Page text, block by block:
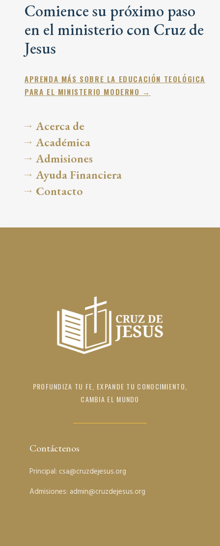
Comience su próximo paso
en el ministerio con Cruz de
Jesus
APRENDA MÁS SOBRE LA EDUCACIÓN TEOLÓGICA
PARA EL MINISTERIO MODERNO →
Acerca de
Académica
Admisiones
Ayuda Financiera
Contacto
PROFUNDIZA TU FE, EXPANDE TU CONOCIMIENTO,
CAMBIA EL MUNDO
Contáctenos
Principal: csa@cruzdejesus.org
Admisiones: admin@cruzdejesus.org